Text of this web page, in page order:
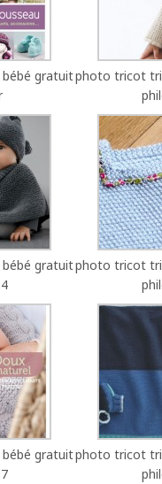
gratuitphoto tricot
gratuitphoto tricot
gratuitphoto tricot